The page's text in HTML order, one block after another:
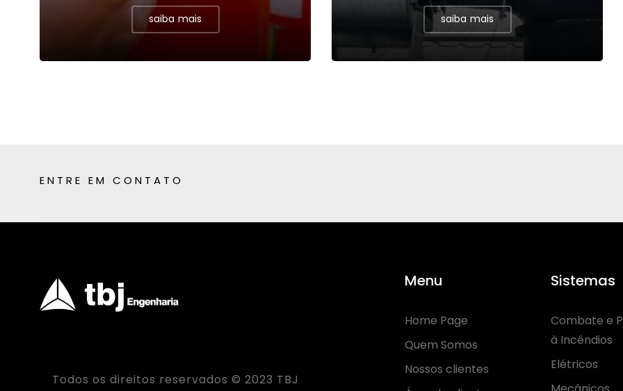
saiba mais saiba mais
ENTRE EM CONTATO
Todos os direitos reservados © 2023 TBJ
Menu
Home Page
Quem Somos
Nossos clientes
Sistemas
Combate e
à Incêndios
Elétricos